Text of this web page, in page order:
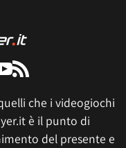
che i videogiochi
è il punto di
del presente e